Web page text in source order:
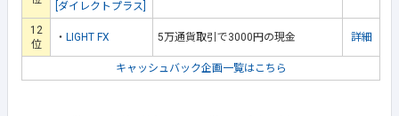
[ダイレクトプラス]
12
位
・ LIGHT FX 5万通貨取引で3000円の現金 詳細
キャッシュバック企画一覧はこちら